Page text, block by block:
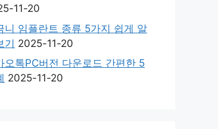
11-20
니 임플란트 종류 5가지 쉽게 알
기 2025-11-20
오톡PC버전 다운로드 간편한 5
2025-11-20